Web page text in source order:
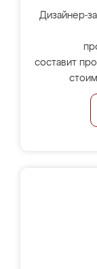
Дизайнер-
составит